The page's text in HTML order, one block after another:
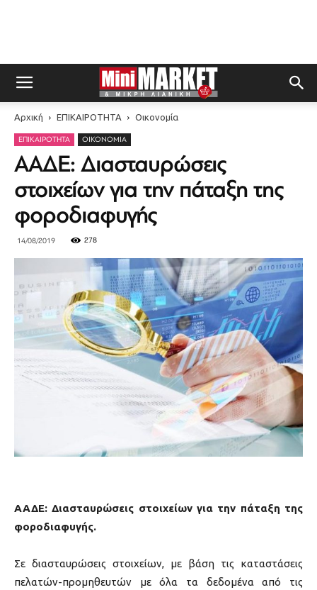
Αρχική ΕΠΙΚΑΙΡΟΤΗΤΑ Οικονομία
ΕΠΙΚΑΙΡΟΤΗΤΑ ΟΙΚΟΝΟΜΊΑ
ΑΑΔΕ: Διασταυρώσεις
στοιχείων για την πάταξη της
φοροδιαφυγής
14/08/2019 278
ΑΑΔΕ: Διασταυρώσεις στοιχείων για την πάταξη της
φοροδιαφυγής.
Σε διασταυρώσεις στοιχείων, με βάση τις καταστάσεις
πελατών-προμηθευτών με όλα τα δεδομένα από τις